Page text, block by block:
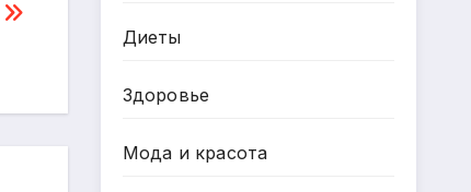
Диеты
Здоровье
Мода и красота